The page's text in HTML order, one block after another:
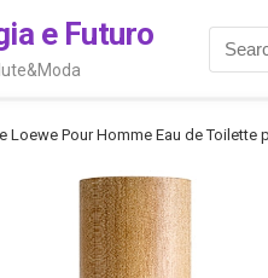
e Futuro
Loewe Pour Homme Eau de Toilette